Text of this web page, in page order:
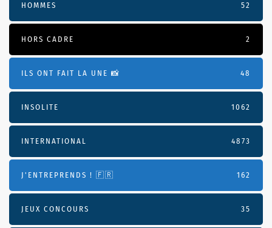
HOMMES 52
HORS CADRE 2
ILS ONT FAIT LA UNE 📸 48
INSOLITE 1062
INTERNATIONAL 4873
J'ENTREPRENDS ! 🇫🇷 162
JEUX CONCOURS 35